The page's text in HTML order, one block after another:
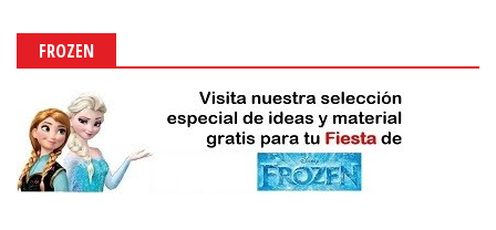
UNICORNIOS